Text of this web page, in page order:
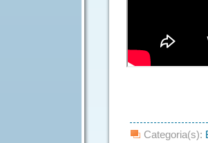
Categoria(s):